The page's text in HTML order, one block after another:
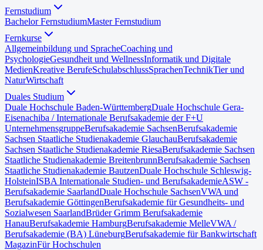
Fernstudium
Bachelor FernstudiumMaster Fernstudium
Fernkurse
Allgemeinbildung und SpracheCoaching und
PsychologieGesundheit und WellnessInformatik und Digitale
MedienKreative BerufeSchulabschlussSprachenTechnikTier und
NaturWirtschaft
Duales Studium
Duale Hochschule Baden-WürttembergDuale Hochschule Gera-
Eisenachiba / Internationale Berufsakademie der F+U
UnternehmensgruppeBerufsakademie SachsenBerufsakademie
Sachsen Staatliche Studienakademie GlauchauBerufsakademie
Sachsen Staatliche Studienakademie RiesaBerufsakademie Sachsen
Staatliche Studienakademie BreitenbrunnBerufsakademie Sachsen
Staatliche Studienakademie BautzenDuale Hochschule Schleswig-
HolsteinISBA Internationale Studien- und BerufsakademieASW -
Berufsakademie SaarlandDuale Hochschule SachsenVWA und
Berufsakademie GöttingenBerufsakademie für Gesundheits- und
Sozialwesen SaarlandBrüder Grimm Berufsakademie
HanauBerufsakademie HamburgBerufsakademie MelleVWA /
Berufsakademie (BA) LüneburgBerufsakademie für Bankwirtschaft
MagazinFür Hochschulen